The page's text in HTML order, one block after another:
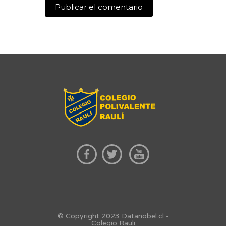
© Copyright 2023 Datanobel.cl -
Colegio Rauli